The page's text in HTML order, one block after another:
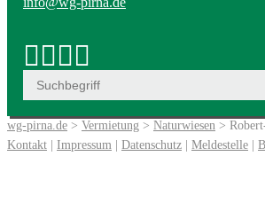
wg-pirna.de > Vermietung > Naturwiesen >
Kontakt
Impressum Datenschutz Meldestelle